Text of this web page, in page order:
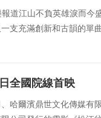
道江山不負英雄淚而
支充滿創新和古韻的單
全國院線首映
哈爾濱鼎世文化傳媒有